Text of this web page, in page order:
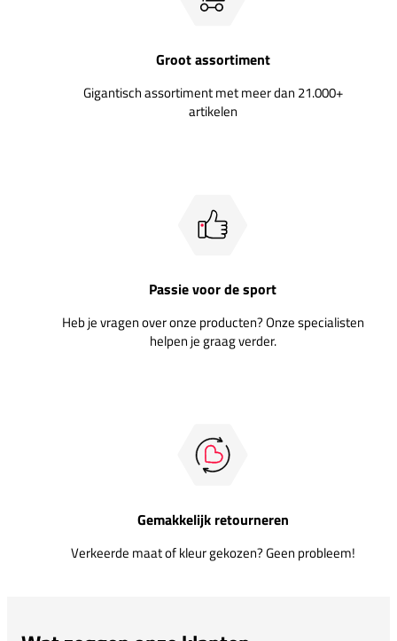
Groot assortiment
Gigantisch assortiment met meer dan 21.000+
artikelen
Passie voor de sport
Heb je vragen over onze producten? Onze specialisten
helpen je graag verder.
Gemakkelijk retourneren
Verkeerde maat of kleur gekozen? Geen probleem!